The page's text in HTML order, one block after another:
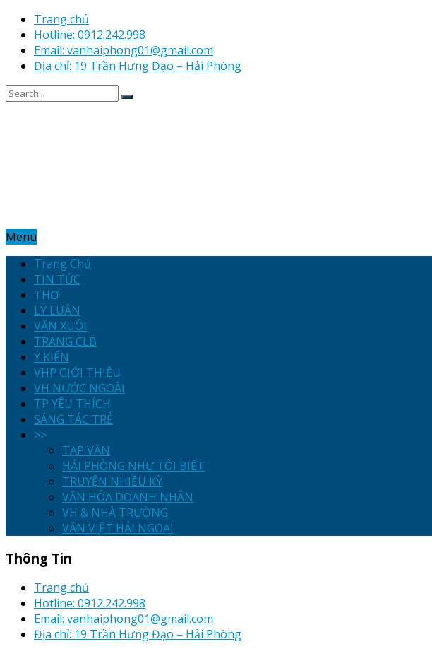
Trang chủ
Hotline: 0912.242.998
Email: vanhaiphong01@gmail.com
Địa chỉ: 19 Trần Hưng Đạo – Hải Phòng
Menu
Trang Chủ
TIN TỨC
THƠ
LÝ LUẬN
VĂN XUÔI
TRANG CLB
Ý KIẾN
VHP GIỚI THIỆU
VH NƯỚC NGOÀI
TP YÊU THÍCH
SÁNG TÁC TRẺ
>>
TẠP VĂN
HẢI PHÒNG NHƯ TÔI BIẾT
TRUYỆN NHIỀU KỲ
VĂN HÓA DOANH NHÂN
VH & NHÀ TRƯỜNG
VĂN VIỆT HẢI NGOẠI
Thông Tin
Trang chủ
Hotline: 0912.242.998
Email: vanhaiphong01@gmail.com
Địa chỉ: 19 Trần Hưng Đạo – Hải Phòng